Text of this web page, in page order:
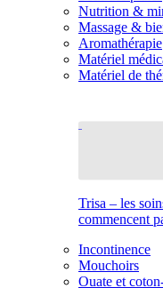
Nutrition &
Massage &
Aromathérapie
Matériel
Matériel de
Trisa – les
commencent
Incontinence
Mouchoirs
Ouate et